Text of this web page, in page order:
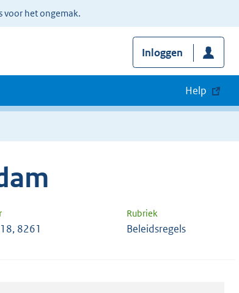
voor het ongemak.
Inloggen
Help
Rubriek
8261 Beleidsregels